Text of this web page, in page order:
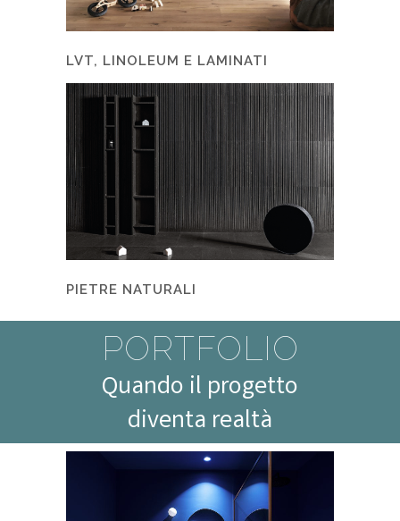
LVT, LINOLEUM E LAMINATI
PIETRE NATURALI
PORTFOLIO
Quando il progetto
diventa realtà